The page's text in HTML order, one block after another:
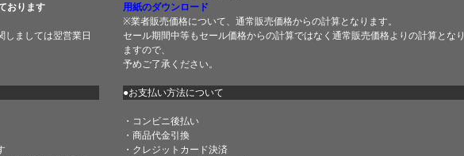
おります
しましては翌営業日
用紙のダウンロード
※業者販売価格について、通常販売価格からの計算となります。
セール期間中等もセール価格からの計算ではなく通常販売価格よりの計算となり
ますので、
予めご了承ください。
●お支払い方法について
・コンビニ後払い
・商品代金引換
・クレジットカード決済